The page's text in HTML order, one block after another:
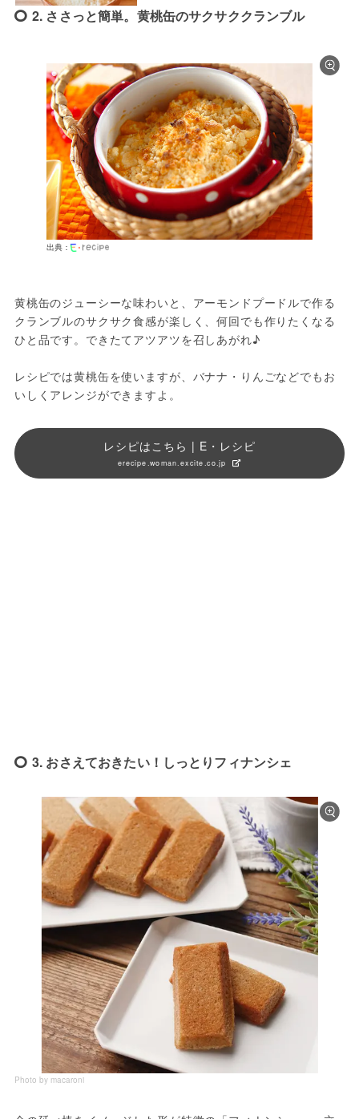
2. ささっと簡単。黄桃缶のサクサククランブル
出典：
黄桃缶のジューシーな味わいと、アーモンドプードルで作る
クランブルのサクサク食感が楽しく、何回でも作りたくなる
ひと品です。できたてアツアツを召しあがれ♪
レシピでは黄桃缶を使いますが、バナナ・りんごなどでもお
いしくアレンジができますよ。
レシピはこちら | E・レシピ
erecipe.woman.excite.co.jp
3. おさえておきたい！しっとりフィナンシェ
Photo by macaroni